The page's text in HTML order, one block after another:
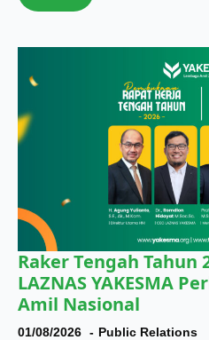
Raker Tengah Tahun
LAZNAS YAKESMA
Amil Nasional
01/08/2026 Public Relations